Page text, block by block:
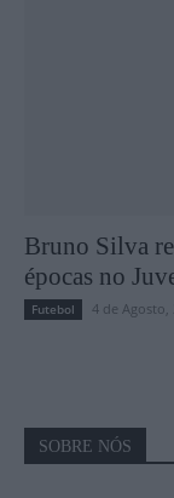
Bruno Silva
épocas no
Futebol 4 de Agosto,
SOBRE NÓS